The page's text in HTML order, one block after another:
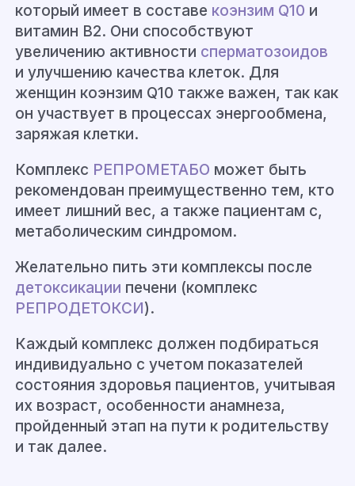
который имеет в составе коэнзим Q10 и
витамин В2. Они способствуют
увеличению активности сперматозоидов
и улучшению качества клеток. Для
женщин коэнзим Q10 также важен, так как
он участвует в процессах энергообмена,
заряжая клетки.
Комплекс РЕПРОМЕТАБО может быть
рекомендован преимущественно тем, кто
имеет лишний вес, а также пациентам с,
метаболическим синдромом.
Желательно пить эти комплексы после
детоксикации печени (комплекс
РЕПРОДЕТОКСИ).
Каждый комплекс должен подбираться
индивидуально с учетом показателей
состояния здоровья пациентов, учитывая
их возраст, особенности анамнеза,
пройденный этап на пути к родительству
и так далее.